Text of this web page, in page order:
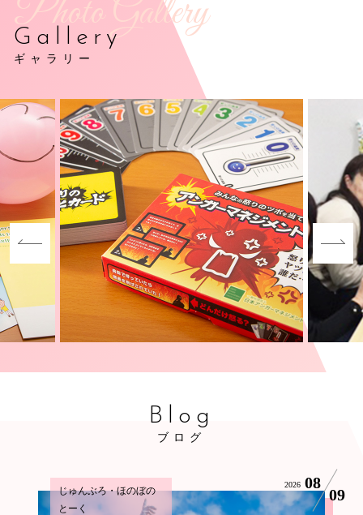
Photo Gallery
Gallery
ギャラリー
Blog
ブログ
じゅんぶろ・ほのぼの
とーく
2026 08
09